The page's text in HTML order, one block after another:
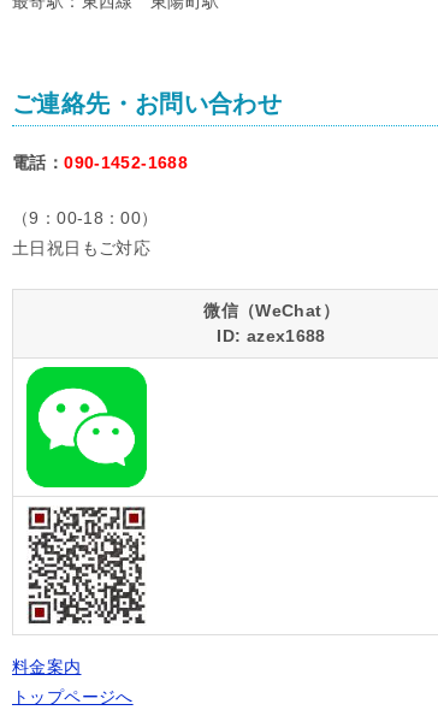
ご連絡先・お問い合わせ
電話：090-1452-1688
（9：00-18：00）
土日祝日もご対応
微信（WeChat）
ID: azex1688
料金案内
トップページへ